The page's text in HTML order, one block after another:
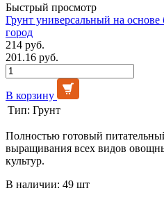
Быстрый просмотр
Грунт универсальный на
город
214 руб.
201.16 руб.
В корзину
Тип: Грунт
Полностью готовый
выращивания всех видов
культур.
В наличии: 49 шт